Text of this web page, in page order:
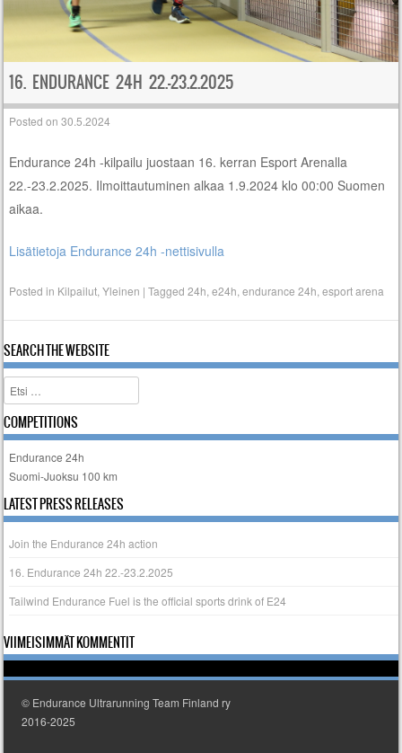
16. ENDURANCE 24H 22.-23.2.2025
Posted on30.5.2024
Endurance 24h -kilpailu juostaan 16. kerran Esport Arenalla
22.-23.2.2025. Ilmoittautuminen alkaa 1.9.2024 klo 00:00 Suomen
aikaa.
Lisätietoja Endurance 24h -nettisivulla
Posted in Kilpailut ,Yleinen |Tagged24h ,e24h ,endurance 24h ,esport arena
SEARCH THE WEBSITE
Etsi
COMPETITIONS
Endurance 24h
Suomi-Juoksu 100 km
LATEST PRESS RELEASES
Join the Endurance 24h action
16. Endurance 24h 22.-23.2.2025
Tailwind Endurance Fuel is the official sports drink of E24
VIIMEISIMMÄT KOMMENTIT
© Endurance Ultrarunning Team Finland ry
2016-2025